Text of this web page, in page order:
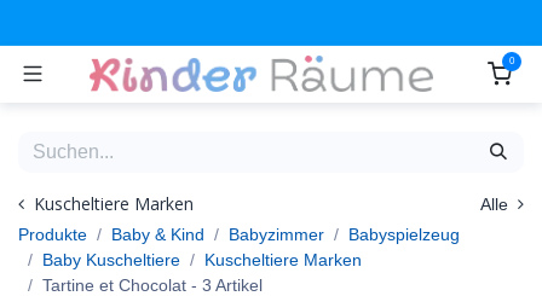
0
Kuscheltiere Marken
Alle
Produkte
Baby & Kind Babyzimmer
Babyspielzeug
Baby Kuscheltiere
Kuscheltiere Marken
Tartine et Chocolat - 3 Artikel